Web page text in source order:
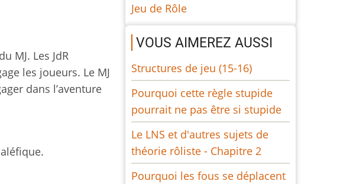
MJ. Les JdR
les joueurs. Le MJ
dans l’aventure
Jeu de Rôle
VOUS AIMEREZ AUSSI
Structures de jeu (15-16)
Pourquoi cette règle stupide
pourrait ne pas être si stupide
Le LNS et d'autres sujets de
théorie rôliste - Chapitre 2
Pourquoi les fous se déplacent